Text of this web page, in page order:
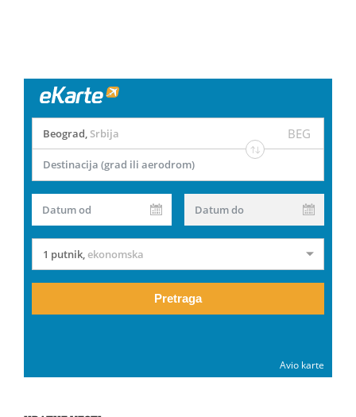
Beograd, Srbija BEG
Destinacija (grad ili aerodrom)
Datum od Datum do
1 putnik,ekonomska
Pretraga
Avio karte